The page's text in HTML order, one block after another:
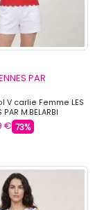
PAR
V carlie Femme LES
PAR M.BELARBI
€ 73%